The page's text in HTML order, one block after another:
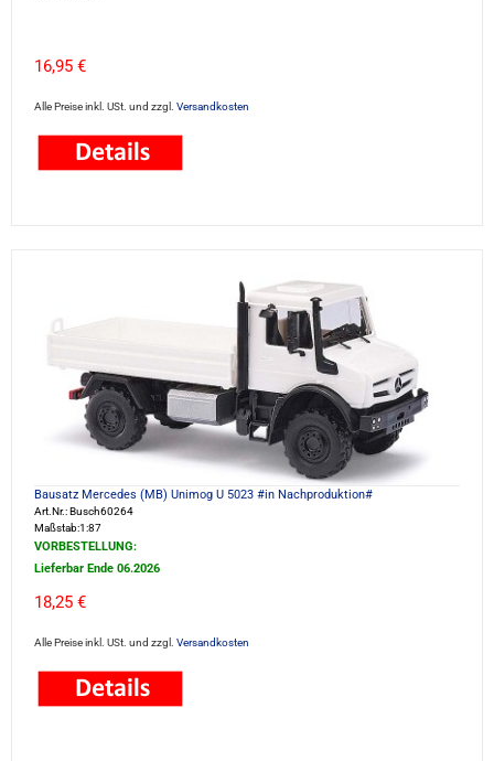
16,95 €
Alle Preise inkl. USt. und zzgl. Versandkosten
Bausatz Mercedes (MB) Unimog U 5023 #in Nachproduktion#
Art.Nr.: Busch60264
Maßstab:1:87
VORBESTELLUNG:
Lieferbar Ende 06.2026
18,25 €
Alle Preise inkl. USt. und zzgl. Versandkosten